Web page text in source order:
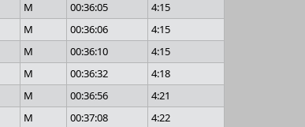
M 00:36:05
4:15
M 00:36:06
4:15
M 00:36:10
4:15
M 00:36:32
4:18
M 00:36:56
4:21
M 00:37:08
4:22